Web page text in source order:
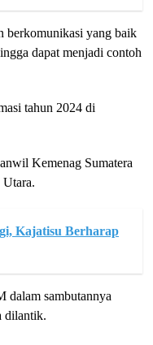
berkomunikasi yang baik
dapat menjadi contoh
tahun 2024 di
Kemenag Sumatera
Kajatisu Berharap
dalam sambutannya
dilantik.